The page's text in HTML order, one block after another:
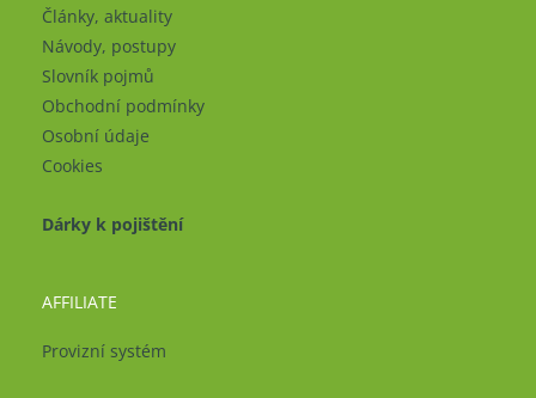
Články, aktuality
Návody, postupy
Slovník pojmů
Obchodní podmínky
Osobní údaje
Cookies
Dárky k pojištění
AFFILIATE
Provizní systém